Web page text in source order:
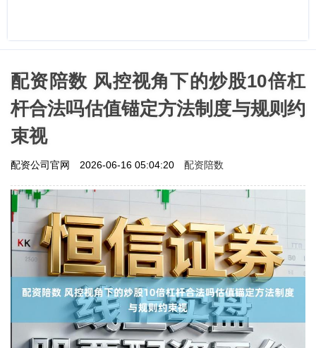
配资陪数 风控视角下的炒股10倍杠
杆合法吗估值锚定方法制度与规则约
束视
配资公司官网 2026-06-16 05:04:20 配资陪数